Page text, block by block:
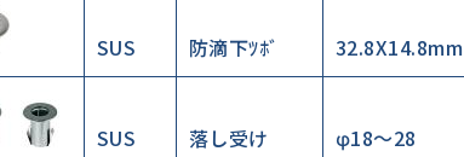
SUS 防滴下ﾂﾎﾞ 32.8X14.8mm
SUS 落し受け φ18～28